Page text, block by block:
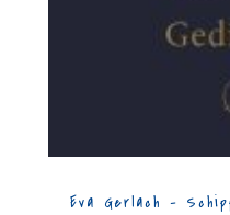
Eva Gerlach –